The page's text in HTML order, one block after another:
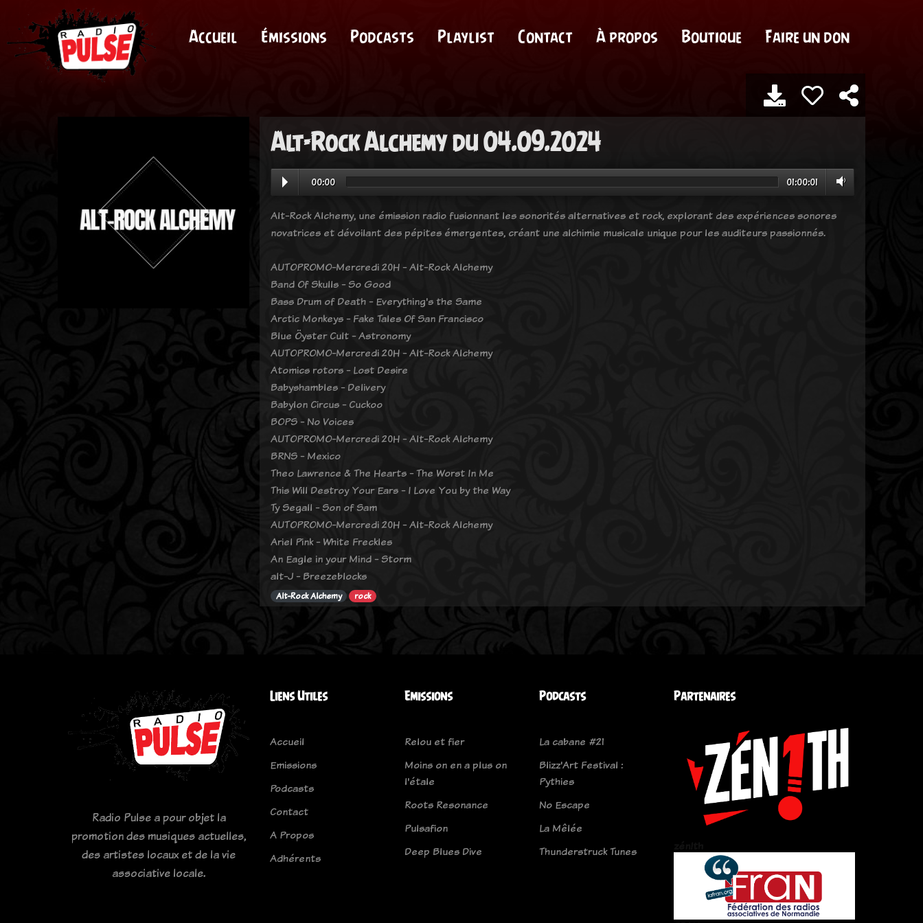
Accueil Émissions Podcasts Playlist Contact À propos Boutique Faire un don
Alt-Rock Alchemy du 04.09.2024
00:00 01:00:01
Alt-Rock Alchemy, une émission radio fusionnant les sonorités alternatives et rock, explorant des expériences sonores
novatrices et dévoilant des pépites émergentes, créant une alchimie musicale unique pour les auditeurs passionnés.
AUTOPROMO-Mercredi 20H - Alt-Rock Alchemy
Band Of Skulls - So Good
Bass Drum of Death - Everything's the Same
Arctic Monkeys - Fake Tales Of San Francisco
Blue Öyster Cult - Astronomy
AUTOPROMO-Mercredi 20H - Alt-Rock Alchemy
Atomics rotors - Lost Desire
Babyshambles - Delivery
Babylon Circus - Cuckoo
BOPS - No Voices
AUTOPROMO-Mercredi 20H - Alt-Rock Alchemy
BRNS - Mexico
Theo Lawrence & The Hearts - The Worst In Me
This Will Destroy Your Ears - I Love You by the Way
Ty Segall - Son of Sam
AUTOPROMO-Mercredi 20H - Alt-Rock Alchemy
Ariel Pink - White Freckles
An Eagle in your Mind - Storm
alt-J - Breezeblocks
Alt-Rock Alchemy rock
Radio Pulse a pour objet la
promotion des musiques actuelles,
des artistes locaux et de la vie
associative locale.
Liens Utiles
Accueil
Emissions
Podcasts
Contact
A Propos
Adhérents
Emissions
Relou et fier
Moins on en a plus on
l'étale
Roots Resonance
Pulsafion
Deep Blues Dive
Podcasts
La cabane #21
Blizz'Art Festival :
Pythies
No Escape
La Mêlée
Thunderstruck Tunes
Partenaires